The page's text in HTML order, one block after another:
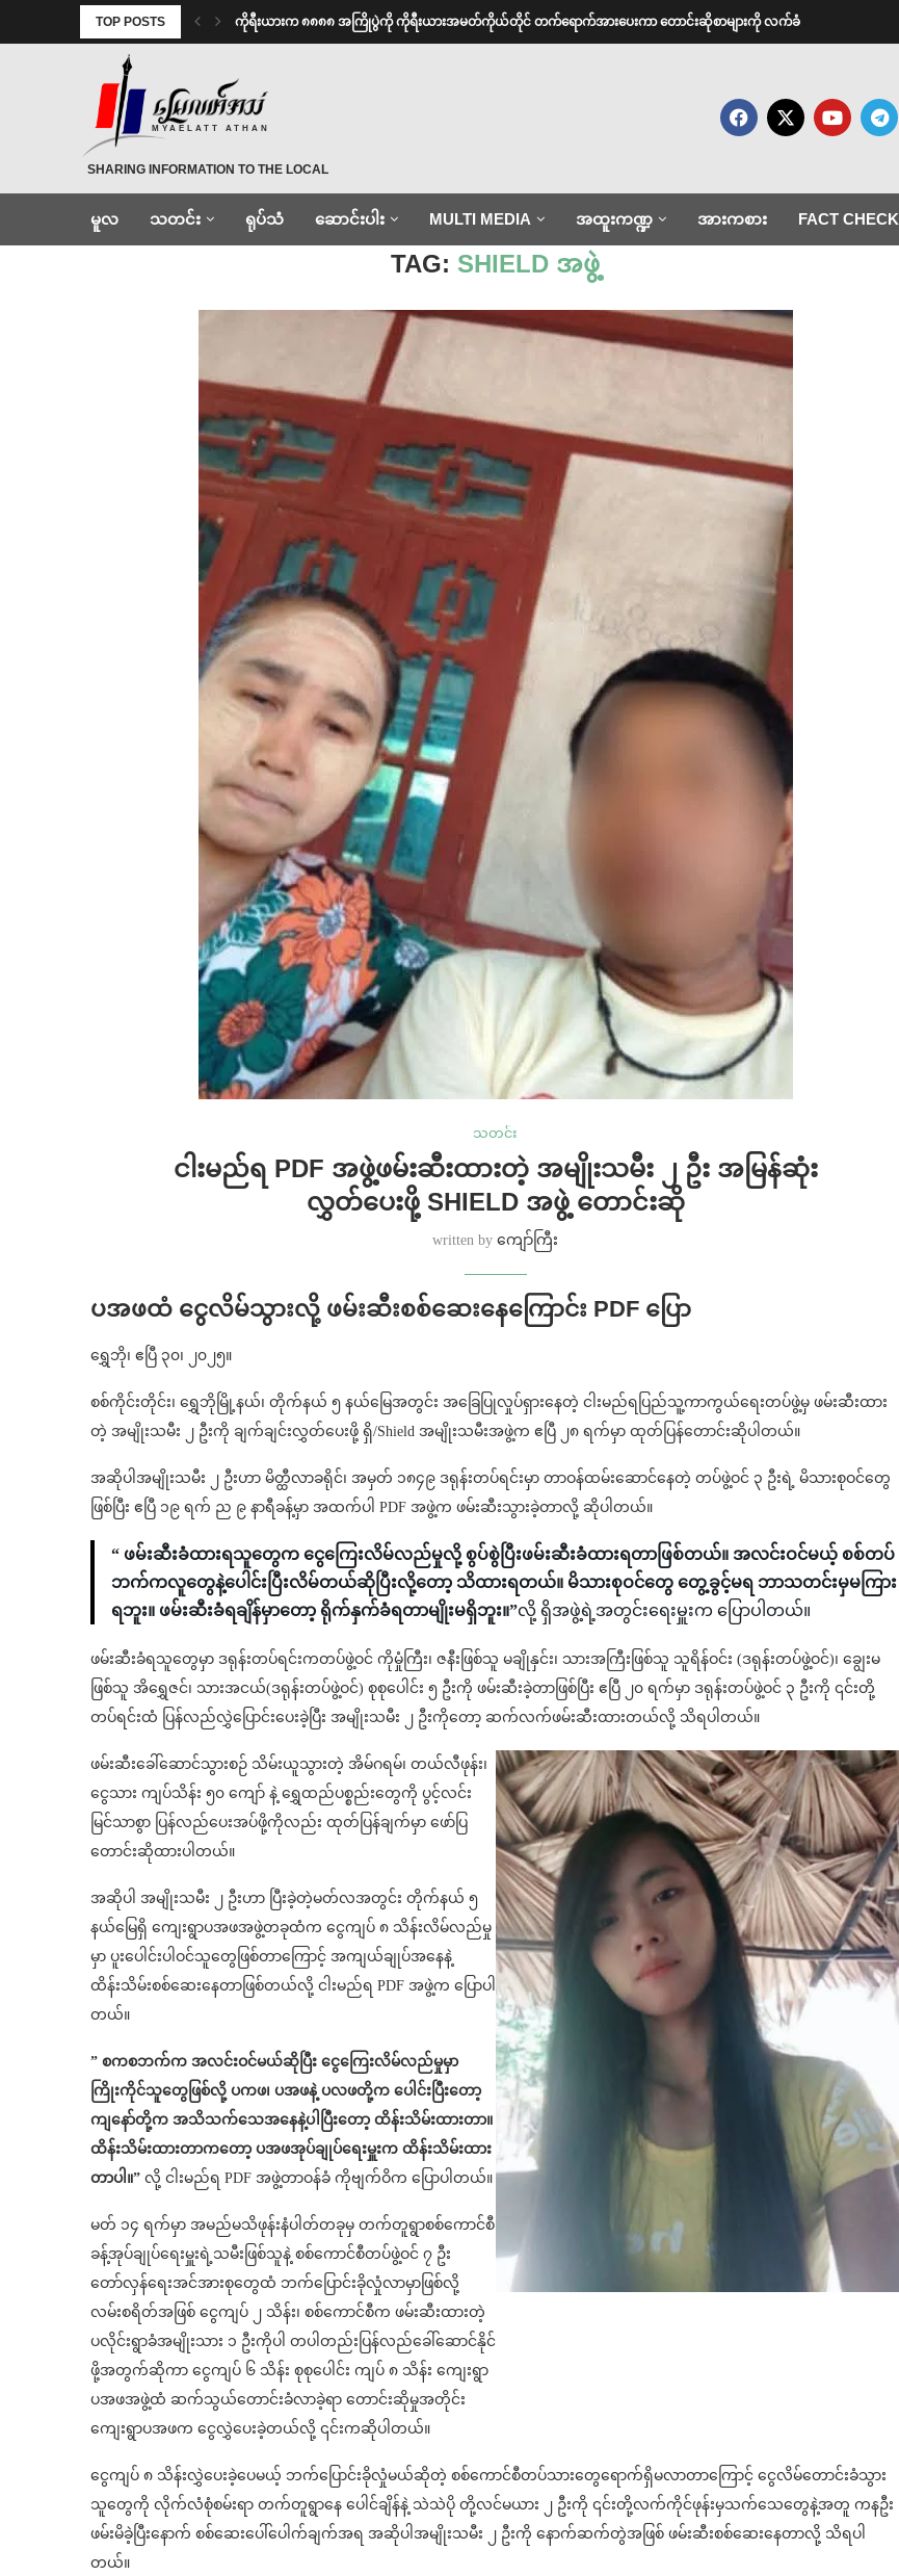
TOP POSTS ကိုရီးယားက ၈၈၈၈ အကြိုပွဲကို ကိုရီးယားအမတ်ကိုယ်တိုင် တက်ရောက်အားပေးကာ တောင်းဆိုစာများကို လက်ခံ
MYAELATT ATHAN
SHARING INFORMATION TO THE LOCAL
မူလ သတင်း ရုပ်သံ ဆောင်းပါး MULTI MEDIA အထူးကဏ္ဍ အားကစား FACT CHECK
Home Shield အဖွဲ့
TAG: SHIELD အဖွဲ့
သတင်း
ငါးမည်ရ PDF အဖွဲ့ဖမ်းဆီးထားတဲ့ အမျိုးသမီး ၂ ဦး အမြန်ဆုံး
လွှတ်ပေးဖို့ SHIELD အဖွဲ့ တောင်းဆို
written byကျော်ကြီး
ပအဖထံ ငွေလိမ်သွားလို့ ဖမ်းဆီးစစ်ဆေးနေကြောင်း PDF ပြော
ရွှေဘို၊ ဧပြီ ၃၀၊ ၂၀၂၅။
စစ်ကိုင်းတိုင်း၊ ရွှေဘိုမြို့နယ်၊ တိုက်နယ် ၅ နယ်မြေအတွင်း အခြေပြုလှုပ်ရှားနေတဲ့ ငါးမည်ရပြည်သူ့ကာကွယ်ရေးတပ်ဖွဲ့မှ ဖမ်းဆီးထား
တဲ့ အမျိုးသမီး ၂ ဦးကို ချက်ချင်းလွှတ်ပေးဖို့ ရှိ/Shield အမျိုးသမီးအဖွဲ့က ဧပြီ ၂၈ ရက်မှာ ထုတ်ပြန်တောင်းဆိုပါတယ်။
အဆိုပါအမျိုးသမီး ၂ ဦးဟာ မိတ္ထီလာခရိုင်၊ အမှတ် ၁၈၄၉ ဒရုန်းတပ်ရင်းမှာ တာဝန်ထမ်းဆောင်နေတဲ့ တပ်ဖွဲ့ဝင် ၃ ဦးရဲ့ မိသားစုဝင်တွေ
ဖြစ်ပြီး ဧပြီ ၁၉ ရက် ည ၉ နာရီခန့်မှာ အထက်ပါ PDF အဖွဲ့က ဖမ်းဆီးသွားခဲ့တာလို့ ဆိုပါတယ်။
“ ဖမ်းဆီးခံထားရသူတွေက ငွေကြေးလိမ်လည်မှုလို့ စွပ်စွဲပြီးဖမ်းဆီးခံထားရတာဖြစ်တယ်။ အလင်းဝင်မယ့် စစ်တပ်
ဘက်ကလူတွေနဲ့ပေါင်းပြီးလိမ်တယ်ဆိုပြီးလို့တော့ သိထားရတယ်။ မိသားစုဝင်တွေ တွေ့ခွင့်မရ ဘာသတင်းမှမကြား
ရဘူး။ ဖမ်းဆီးခံရချိန်မှာတော့ ရိုက်နှက်ခံရတာမျိုးမရှိဘူး။”လို့ ရှိအဖွဲ့ရဲ့အတွင်းရေးမှူးက ပြောပါတယ်။
ဖမ်းဆီးခံရသူတွေမှာ ဒရုန်းတပ်ရင်းကတပ်ဖွဲ့ဝင် ကိုမှုံကြီး၊ ဇနီးဖြစ်သူ မချိုနှင်း၊ သားအကြီးဖြစ်သူ သူရိန်ဝင်း (ဒရုန်းတပ်ဖွဲ့ဝင်)၊ ချွေးမ
ဖြစ်သူ အိရွှေဇင်၊ သားအငယ်(ဒရုန်းတပ်ဖွဲ့ဝင်) စုစုပေါင်း ၅ ဦးကို ဖမ်းဆီးခဲ့တာဖြစ်ပြီး ဧပြီ ၂၀ ရက်မှာ ဒရုန်းတပ်ဖွဲ့ဝင် ၃ ဦးကို ၎င်းတို့
တပ်ရင်းထံ ပြန်လည်လွှဲပြောင်းပေးခဲ့ပြီး အမျိုးသမီး ၂ ဦးကိုတော့ ဆက်လက်ဖမ်းဆီးထားတယ်လို့ သိရပါတယ်။
ဖမ်းဆီးခေါ်ဆောင်သွားစဉ် သိမ်းယူသွားတဲ့ အိမ်ဂရမ်၊ တယ်လီဖုန်း၊
ငွေသား ကျပ်သိန်း ၅၀ ကျော် နဲ့ ရွှေထည်ပစ္စည်းတွေကို ပွင့်လင်း
မြင်သာစွာ ပြန်လည်ပေးအပ်ဖို့ကိုလည်း ထုတ်ပြန်ချက်မှာ ဖော်ပြ
တောင်းဆိုထားပါတယ်။
အဆိုပါ အမျိုးသမီး ၂ ဦးဟာ ပြီးခဲ့တဲ့မတ်လအတွင်း တိုက်နယ် ၅
နယ်မြေရှိ ကျေးရွာပအဖအဖွဲ့တခုထံက ငွေကျပ် ၈ သိန်းလိမ်လည်မှု
မှာ ပူးပေါင်းပါဝင်သူတွေဖြစ်တာကြောင့် အကျယ်ချုပ်အနေနဲ့
ထိန်းသိမ်းစစ်ဆေးနေတာဖြစ်တယ်လို့ ငါးမည်ရ PDF အဖွဲ့က ပြောပါ
တယ်။
” စကစဘက်က အလင်းဝင်မယ်ဆိုပြီး ငွေကြေးလိမ်လည်မှုမှာ
ကြိုးကိုင်သူတွေဖြစ်လို့ ပကဖ၊ ပအဖနဲ့ ပလဖတို့က ပေါင်းပြီးတော့
ကျနော်တို့က အသိသက်သေအနေနဲ့ပါပြီးတော့ ထိန်းသိမ်းထားတာ။
ထိန်းသိမ်းထားတာကတော့ ပအဖအုပ်ချုပ်ရေးမှူးက ထိန်းသိမ်းထား
တာပါ။” လို့ ငါးမည်ရ PDF အဖွဲ့တာဝန်ခံ ကိုဗျက်ဝိက ပြောပါတယ်။
မတ် ၁၄ ရက်မှာ အမည်မသိဖုန်းနံပါတ်တခုမှ တက်တူရွာစစ်ကောင်စီ
ခန့်အုပ်ချုပ်ရေးမှူးရဲ့သမီးဖြစ်သူနဲ့ စစ်ကောင်စီတပ်ဖွဲ့ဝင် ၇ ဦး
တော်လှန်ရေးအင်အားစုတွေထံ ဘက်ပြောင်းခိုလှုံလာမှာဖြစ်လို့
လမ်းစရိတ်အဖြစ် ငွေကျပ် ၂ သိန်း၊ စစ်ကောင်စီက ဖမ်းဆီးထားတဲ့
ပလိုင်းရွာခံအမျိုးသား ၁ ဦးကိုပါ တပါတည်းပြန်လည်ခေါ်ဆောင်နိုင်
ဖို့အတွက်ဆိုကာ ငွေကျပ် ၆ သိန်း စုစုပေါင်း ကျပ် ၈ သိန်း ကျေးရွာ
ပအဖအဖွဲ့ထံ ဆက်သွယ်တောင်းခံလာခဲ့ရာ တောင်းဆိုမှုအတိုင်း
ကျေးရွာပအဖက ငွေလွှဲပေးခဲ့တယ်လို့ ၎င်းကဆိုပါတယ်။
ငွေကျပ် ၈ သိန်းလွှဲပေးခဲ့ပေမယ့် ဘက်ပြောင်းခိုလှုံမယ်ဆိုတဲ့ စစ်ကောင်စီတပ်သားတွေရောက်ရှိမလာတာကြောင့် ငွေလိမ်တောင်းခံသွား
သူတွေကို လိုက်လံစုံစမ်းရာ တက်တူရွာနေ ပေါင်ချိန်နဲ့ သဲသဲပို တို့လင်မယား ၂ ဦးကို ၎င်းတို့လက်ကိုင်ဖုန်းမှသက်သေတွေနဲ့အတူ ကနဦး
ဖမ်းမိခဲ့ပြီးနောက် စစ်ဆေးပေါ်ပေါက်ချက်အရ အဆိုပါအမျိုးသမီး ၂ ဦးကို နောက်ဆက်တွဲအဖြစ် ဖမ်းဆီးစစ်ဆေးနေတာလို့ သိရပါ
တယ်။